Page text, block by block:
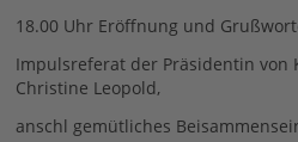
18.00 Uhr Eröffnung und
Impulsreferat der Präsidentin von
Christine Leopold,
anschl gemütliches